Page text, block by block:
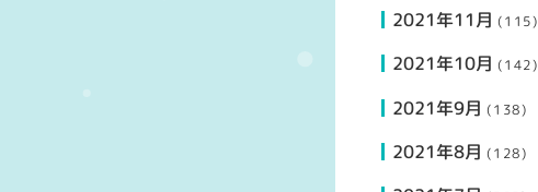
2021年11月 (115)
2021年10月 (142)
2021年9月 (138)
2021年8月 (128)